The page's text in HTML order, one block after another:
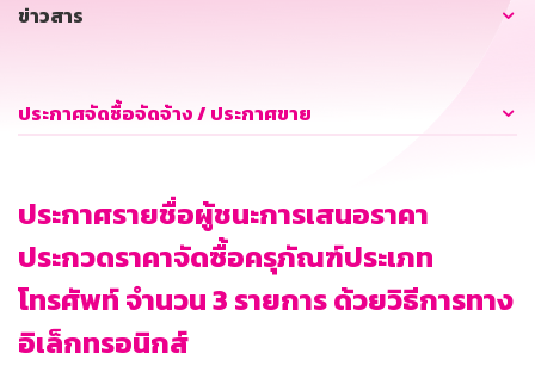
ข่าวสาร
ประกาศจัดซื้อจัดจ้าง / ประกาศขาย
ประกาศรายชื่อผู้ชนะการเสนอราคา
ประกวดราคาจัดซื้อครุภัณฑ์ประเภท
โทรศัพท์ จำนวน 3 รายการ ด้วยวิธีการทาง
อิเล็กทรอนิกส์